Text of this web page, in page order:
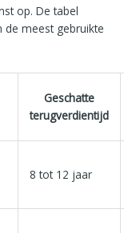
op. De tabel
de meest gebruikte
Geschatte
terugverdientijd
8 tot 12 jaar